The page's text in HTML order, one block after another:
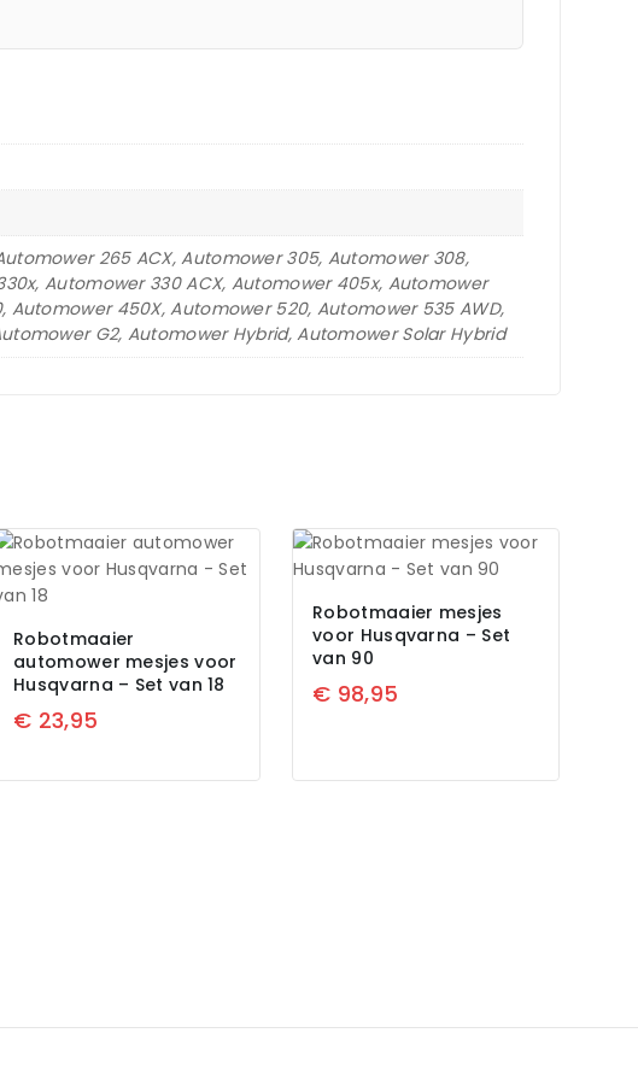
265 ACX, Automower 305, Automower 308,
Automower 330 ACX, Automower 405x, Automower
450X, Automower 520, Automower 535 AWD,
G2, Automower Hybrid, Automower Solar Hybrid
Robotmaaier
automower mesjes voor
Husqvarna – Set van 18
€ 23,95
Robotmaaier mesjes
voor Husqvarna – Set
van 90
€ 98,95